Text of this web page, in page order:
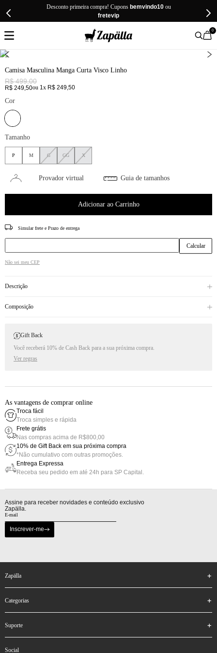
Desconto primeira compra! Cupons bemvindo10ou
fretevip
0
Camisa Masculina Manga Curta Visco Linho
R$ 499,00
R$ 249,50ou 1x R$ 249,50
Cor
Tamanho
P M G GG X
Provador virtual Guia de tamanhos
Adicionar ao Carrinho
CEP
Não sei meu CEP
Descrição
Composição
Gift Back
Você receberá 10% de Cash Back para a sua próxima compra.
Ver regras
As vantagens de comprar online
Troca fácil
Troca simples e rápida
Frete grátis
Nas compras acima de R$800,00
10% de Gift Back em sua próxima compra
*Não cumulativo com outras promoções.
Entrega Expressa
Receba seu pedido em até 24h para SP Capital.
Assine para receber novidades e conteúdo exclusivo
Zapälla.
Inscrever-me
zapälla
categorias
suporte
social